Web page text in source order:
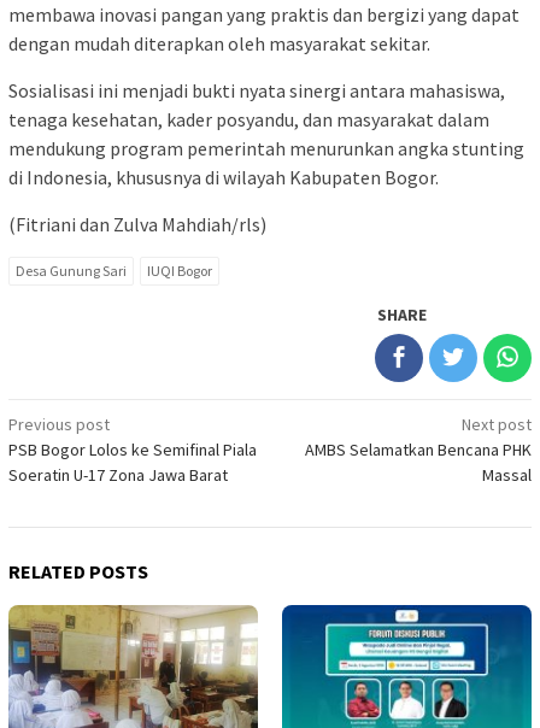
membawa inovasi pangan yang praktis dan bergizi yang dapat
dengan mudah diterapkan oleh masyarakat sekitar.
Sosialisasi ini menjadi bukti nyata sinergi antara mahasiswa,
tenaga kesehatan, kader posyandu, dan masyarakat dalam
mendukung program pemerintah menurunkan angka stunting
di Indonesia, khususnya di wilayah Kabupaten Bogor.
(Fitriani dan Zulva Mahdiah/rls)
Desa Gunung Sari IUQI Bogor
SHARE
Post
navigation
Previous post
PSB Bogor Lolos ke Semifinal Piala
Soeratin U-17 Zona Jawa Barat
Next post
AMBS Selamatkan Bencana PHK
Massal
RELATED POSTS